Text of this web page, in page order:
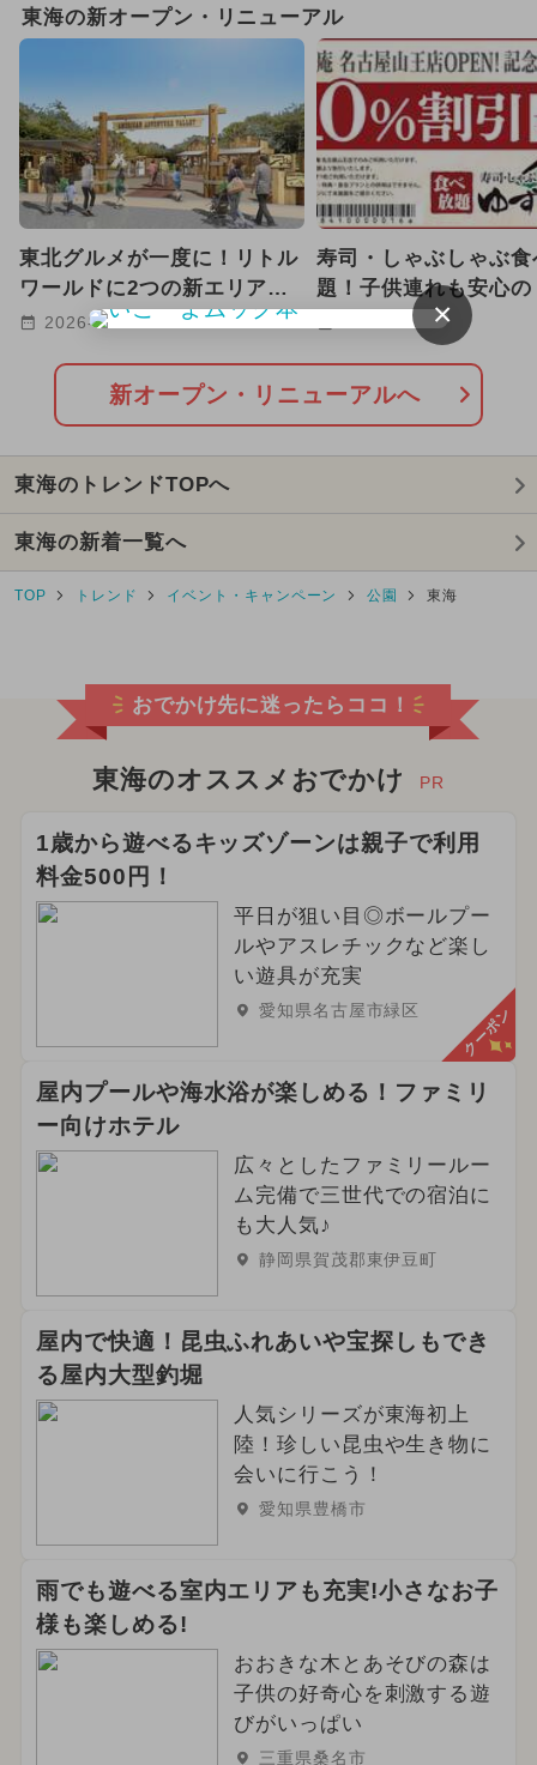
2024年11月のイベント
2024年6月のイベント
2024年8月のイベント
2024年4月のイベント
夏休み（日帰り）
2024年10月のイベント 冬休み
ワークショップ
クリスマスマーケット
2025年3月のイベント
2024年12月のイベント ハロウィン
2025年2月のイベント
2025年6月のイベント
2025年8月のイベント
2025年9月のイベント
2025年10月のイベント
2025年11月のイベント
夏休み（涼しい）
ご当地グルメ・限定メニュー
2024年5月のイベント
2024年1月のイベント 忍者
アウトドア
2023年のイベント
2019年のイベント
東海の新オープン・リニューアル
東北グルメが一度に！リトル
ワールドに2つの新エリア誕
生 弓矢や宝石探しも！
2026-08-07
寿司・しゃぶしゃぶ食
題！子供連れも安心の
庵 名古屋山王店」が
2026-08-05
新オープン・リニューアルへ
東海のトレンドTOPへ
東海の新着一覧へ
TOP トレンド イベント・キャンペーン 公園 東海
おでかけ先に迷ったらココ！
東海のオススメおでかけ PR
1歳から遊べるキッズゾーンは親子で利用
料金500円！
平日が狙い目◎ボールプー
ルやアスレチックなど楽し
い遊具が充実
愛知県名古屋市緑区 クーポン
屋内プールや海水浴が楽しめる！ファミリ
ー向けホテル
広々としたファミリールー
ム完備で三世代での宿泊に
も大人気♪
静岡県賀茂郡東伊豆町
屋内で快適！昆虫ふれあいや宝探しもでき
る屋内大型釣堀
人気シリーズが東海初上
陸！珍しい昆虫や生き物に
会いに行こう！
愛知県豊橋市
雨でも遊べる室内エリアも充実!小さなお子
様も楽しめる!
おおきな木とあそびの森は
子供の好奇心を刺激する遊
びがいっぱい
三重県桑名市
×